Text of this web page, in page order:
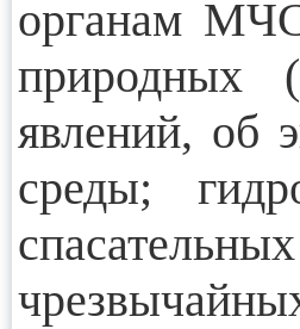
органам
природных
явлений, об
среды;